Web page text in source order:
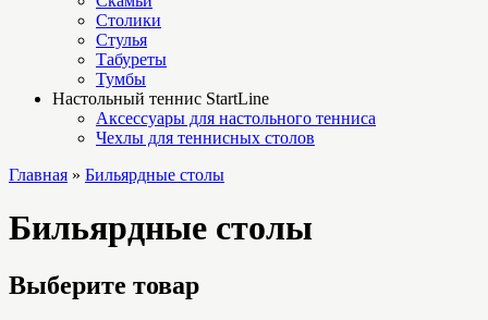
Столики
Стулья
Табуреты
Тумбы
Настольный теннис StartLine
Аксессуары для настольного тенниса
Чехлы для теннисных столов
Главная » Бильярдные столы
Бильярдные столы
Выберите товар